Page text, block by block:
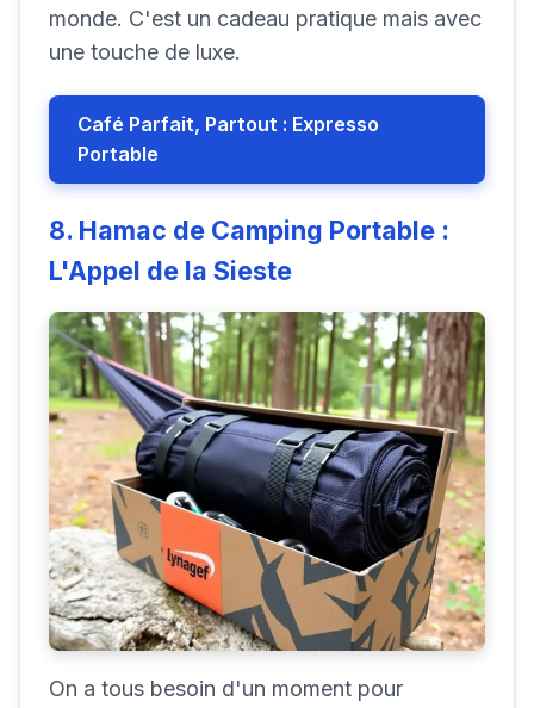
monde. C'est un cadeau pratique mais avec
une touche de luxe.
Café Parfait, Partout : Expresso
Portable
8. Hamac de Camping Portable :
L'Appel de la Sieste
On a tous besoin d'un moment pour